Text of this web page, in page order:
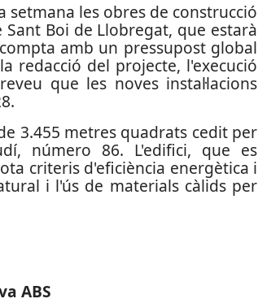
setmana les obres de construcció
Boi de Llobregat, que estarà
amb un pressupost global
redacció del projecte, l'execució
que les noves instal·lacions
3.455 metres quadrats cedit per
número 86. L'edifici, que es
criteris d'eficiència energètica i
i l'ús de materials càlids per
ABS